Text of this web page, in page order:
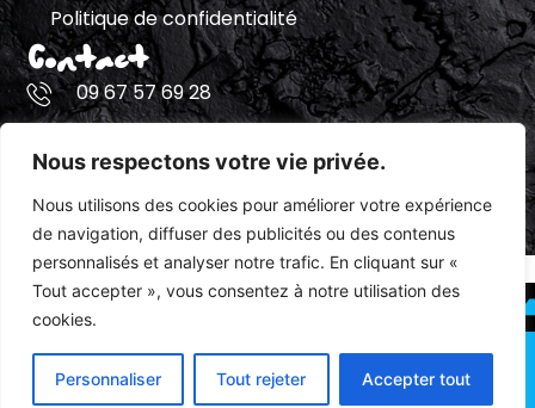
Nous respectons votre vie privée.
Nous utilisons des cookies pour améliorer votre expérience
de navigation, diffuser des publicités ou des contenus
personnalisés et analyser notre trafic. En cliquant sur «
Tout accepter », vous consentez à notre utilisation des
cookies.
Personnaliser Tout rejeter Accepter tout
Politique de confidentialité
Contact
09 67 57 69 28
Rue du Pont Saint-Jacques, 60540 Belle-
Contactez-nous
Un site réalisé et référencé avec par l’agence D2
PROD
Copyright © 2025